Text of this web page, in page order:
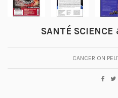
SANTÉ SCIENCE
CANCER ON